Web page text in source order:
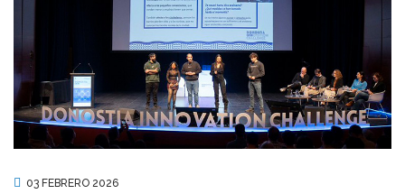
03 FEBRERO 2026